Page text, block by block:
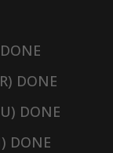
DONE
DONE
DONE